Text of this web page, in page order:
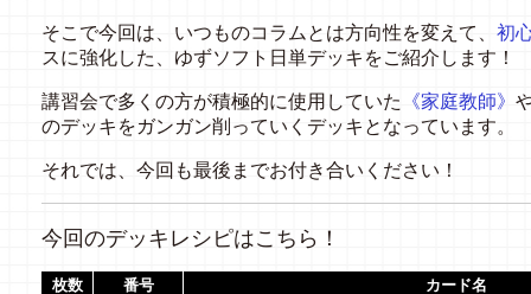
そこで今回は、いつものコラムとは方向性を変えて、 初
スに強化した、ゆずソフト日単デッキをご紹介します！
講習会で多くの方が積極的に使用していた 《家庭教師》
のデッキをガンガン削っていくデッキとなっています。
それでは、今回も最後までお付き合いください！
今回のデッキレシピはこちら！
枚数 番号
カード名